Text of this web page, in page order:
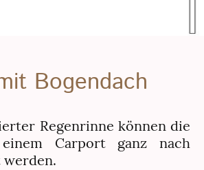
Bogendach
Regenrinne können die
Carport ganz nach
werden.